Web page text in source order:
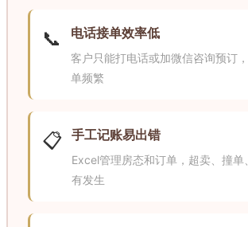
📞 电话接单效率低
客户只能打电话或加微信咨询预订
单频繁
📋 手工记账易出错
Excel管理房态和订单，超卖、撞单
有发生